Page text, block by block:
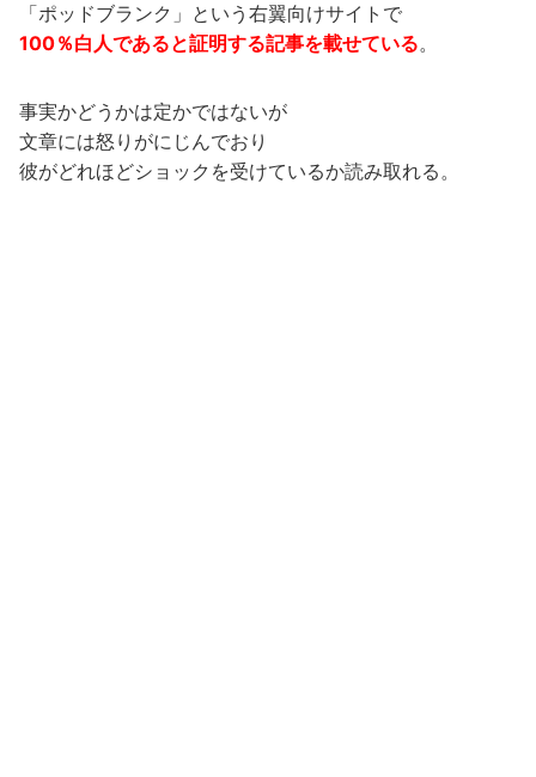
「ポッドブランク」という右翼向けサイトで
100％白人であると証明する記事を載せている。
事実かどうかは定かではないが
文章には怒りがにじんでおり
彼がどれほどショックを受けているか読み取れる。